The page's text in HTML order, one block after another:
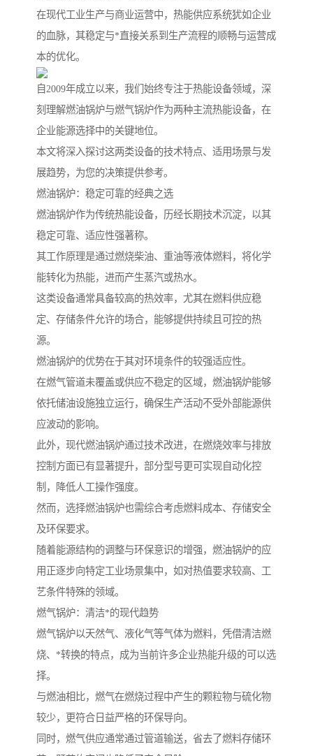
在现代工业生产与商业运营中，热能供应系统犹如企业
的血脉，其稳定与*直接关系到生产流程的顺畅与运营成
本的优化。
自2009年成立以来，我们始终专注于热能设备领域，深
刻理解燃油锅炉与燃气锅炉作为两种主流热能设备，在
企业能源选择中的关键地位。
本文将深入探讨这两类设备的技术特点、适用场景与发
展趋势，为您的决策提供参考。
燃油锅炉：稳定可靠的经典之选
燃油锅炉作为传统热能设备，历经长期技术沉淀，以其
稳定可靠、适应性强著称。
其工作原理是通过燃烧柴油、重油等液体燃料，将化学
能转化为热能，进而产生蒸汽或热水。
这类设备通常具备较高的热效率，尤其在燃料供应稳
定、存储条件允许的场合，能够提供持续且可控的热
源。
燃油锅炉的优势在于其对环境条件的较强适应性。
在燃气管道未覆盖或供应不稳定的区域，燃油锅炉能够
依托储油设施独立运行，确保生产活动不受外部能源供
应波动的影响。
此外，现代燃油锅炉通过技术改进，在燃烧效率与排放
控制方面已有显著提升，部分型号更可实现自动化控
制，降低人工操作强度。
然而，选择燃油锅炉也需综合考虑燃料成本、存储安全
及环保要求。
随着能源结构的调整与环保意识的增强，燃油锅炉的应
用正逐步向特定工业场景集中，如对热值要求较高、工
艺条件特殊的领域。
燃气锅炉：清洁*的现代趋势
燃气锅炉以天然气、液化气等气体为燃料，凭借清洁燃
烧、*转换的特点，成为当前许多企业热能升级的可以选
择。
与燃油相比，燃气在燃烧过程中产生的颗粒物与硫化物
较少，更符合日益严格的环保导向。
同时，燃气供应通常通过管道输送，省去了燃料存储环